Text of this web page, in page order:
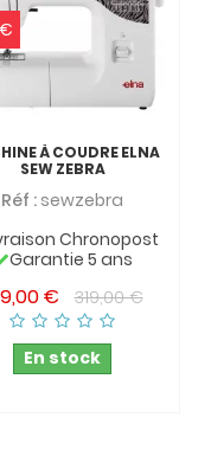
À COUDRE ELNA
SEW ZEBRA
Réf : sewzebra
Chronopost
Garantie 5 ans
€ 319,00 €
En stock